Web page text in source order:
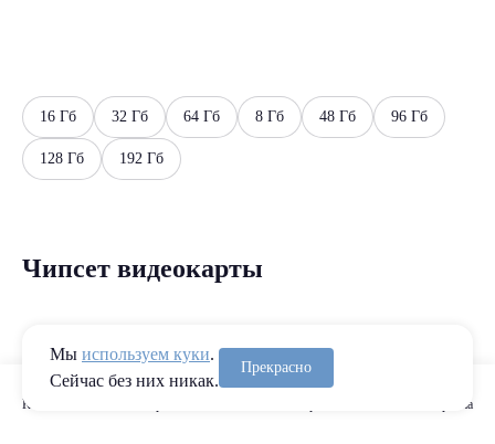
16 Гб 32 Гб 64 Гб 8 Гб 48 Гб 96 Гб
128 Гб 192 Гб
Чипсет видеокарты
Каталог Корзина
Мы используем куки.
Сейчас без них никак.
Прекрасно